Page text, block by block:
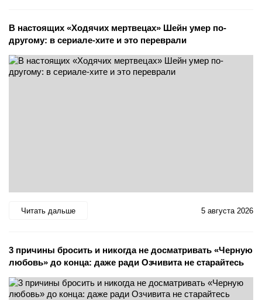
В настоящих «Ходячих мертвецах» Шейн умер по-
другому: в сериале-хите и это переврали
Читать дальше 5 августа 2026
3 причины бросить и никогда не досматривать «Черную
любовь» до конца: даже ради Озчивита не старайтесь